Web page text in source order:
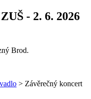
- 2. 6. 2026
Brod.
> Závěrečný koncert